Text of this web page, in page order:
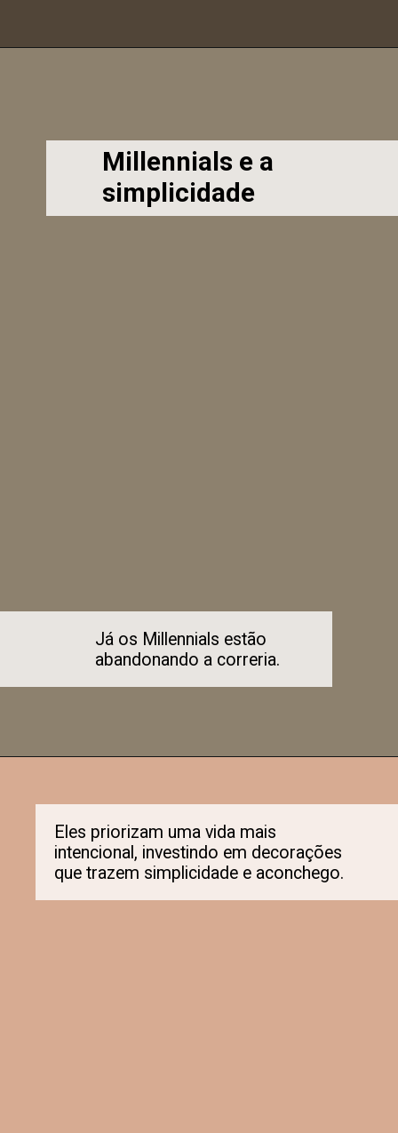
Millennials e a
simplicidade
Já os Millennials estão
abandonando a correria.
Eles priorizam uma vida mais
intencional, investindo em decorações
que trazem simplicidade e aconchego.